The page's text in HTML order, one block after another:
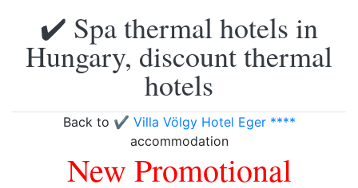
✔️ Spa thermal hotels in
Hungary, discount thermal
hotels
Back to ✔️ Villa Völgy Hotel Eger ****
accommodation
New Promotional